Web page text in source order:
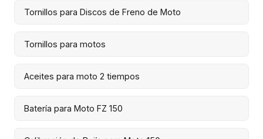
Tornillos para Discos de Freno de Moto
Tornillos para motos
Aceites para moto 2 tiempos
Batería para Moto FZ 150